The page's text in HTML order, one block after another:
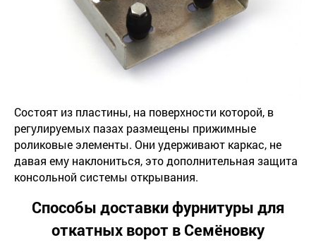
Состоят из пластины, на поверхности которой, в
регулируемых пазах размещены прижимные
роликовые элементы. Они удерживают каркас, не
давая ему наклониться, это дополнительная защита
консольной системы открывания.
Способы доставки фурнитуры для
откатных ворот в Семёновку